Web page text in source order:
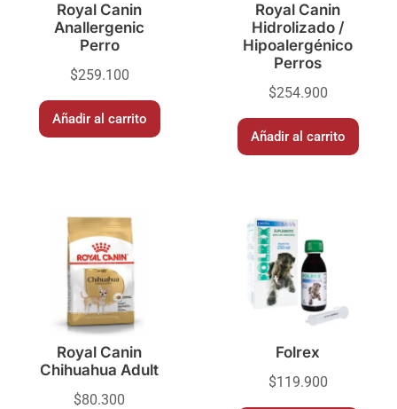
Royal Canin
Anallergenic
Perro
$259.100
Añadir al carrito
Royal Canin
Hidrolizado /
Hipoalergénico
Perros
$254.900
Añadir al carrito
Royal Canin
Chihuahua Adult
$80.300
Folrex
$119.900